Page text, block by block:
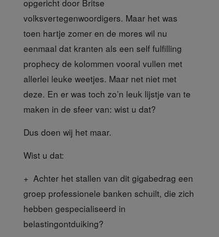
opgericht door Britse
volksvertegenwoordigers. Maar het was
toen hartje zomer en de mores wil nu
eenmaal dat kranten als een self fulfilling
prophecy de kolommen vooral vullen met
allerlei leuke weetjes. Maar net niet met
deze. En er was toch zo’n leuk lijstje van te
maken in de sfeer van: wist u dat?
Dus doen wij het maar.
Wist u dat:
+ Achter het stallen van dit gigabedrag een
groep professionele banken schuilt, die zich
hebben gespecialiseerd in
belastingontduiking?